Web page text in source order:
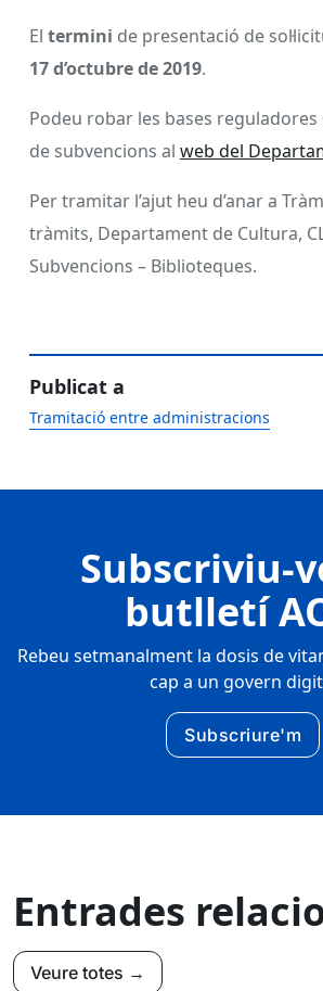
El termini de presentació de
17 d’octubre de 2019.
Podeu robar les bases reguladores
de subvencions al web del
Per tramitar l’ajut heu d’anar a
tràmits, Departament de Cultura,
Subvencions – Biblioteques.
Publicat a
Tramitació entre administracions
Subscriviu-
butlletí
Rebeu setmanalment la dosis de
cap a un govern
Subscriure'm
Entrades
Veure totes →